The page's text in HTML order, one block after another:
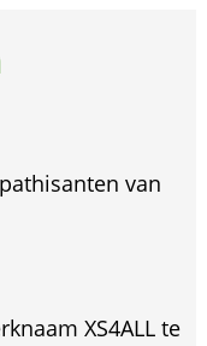
van
XS4ALL te